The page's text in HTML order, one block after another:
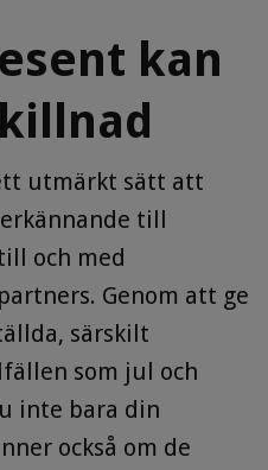
kan
utmärkt sätt att
till
och med
Genom att ge
särskilt
som jul och
inte bara din
också om de